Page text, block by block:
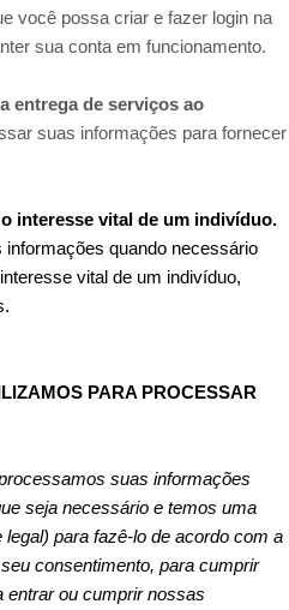
você possa criar e fazer login na
sua conta em funcionamento.
entrega de serviços ao
suas informações para fornecer
interesse vital de um indivíduo.
quando necessário
vital de um indivíduo,
PARA PROCESSAR
suas informações
seja necessário e temos uma
para fazê-lo de acordo com a
consentimento, para cumprir
entrar ou cumprir nossas